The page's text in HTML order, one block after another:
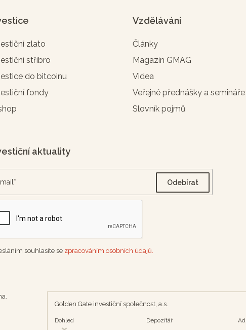
zlato
stříbro
do bitcoinu
fondy
Vzdělávání
Články
Magazín GMAG
Videa
Veřejné přednášky a semináře
Slovník pojmů
aktuality
souhlasíte se zpracováním osobních údajů.
Golden Gate investiční společnost, a.s.
Dohled Depozítář